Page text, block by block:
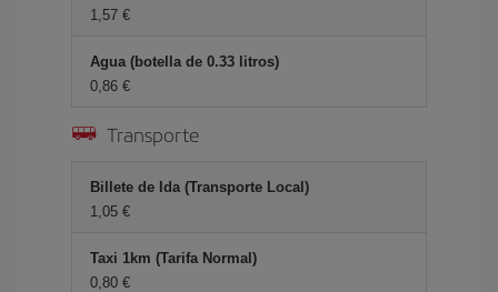
1,57 €
Agua (botella de 0.33 litros)
0,86 €
Transporte
Billete de Ida (Transporte Local)
1,05 €
Taxi 1km (Tarifa Normal)
0,80 €